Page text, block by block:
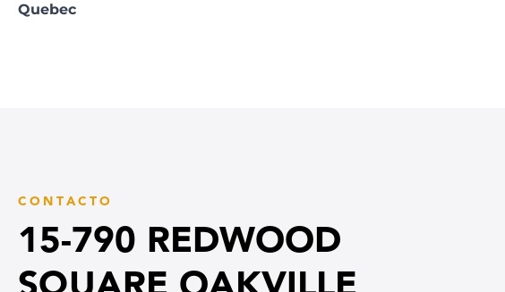
Quebec
CONTACTO
15-790 REDWOOD